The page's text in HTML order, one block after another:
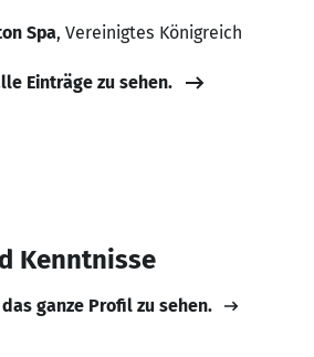
Spa, Vereinigtes Königreich
Einträge zu sehen.
Kenntnisse
ganze Profil zu sehen.